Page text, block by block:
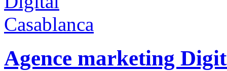
Agence marketing